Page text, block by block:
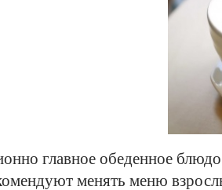
главное обеденное
менять меню